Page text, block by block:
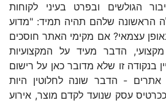
הגולשים ובפרט בעיני לקוחות
הראשונה שלהם תהיה תמיד: "מדוע
עצמאי? אם מקימי האתר חוסכים
מקצועי, הדבר מעיד על המקצועיות
בנקודה זו שלא מדובר כאן על רישום
- הדבר שונה לחלוטין היות
עסק שנועד לקדם מוצר, אירוע